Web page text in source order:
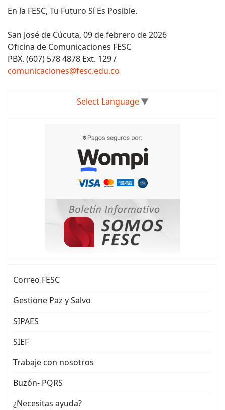
En la FESC, Tu Futuro Sí Es Posible.
San José de Cúcuta, 09 de febrero de 2026
Oficina de Comunicaciones FESC
PBX. (607) 578 4878 Ext. 129 /
comunicaciones@fesc.edu.co
Select Language▼
Correo FESC
Gestione Paz y Salvo
SIPAES
SIEF
Trabaje con nosotros
Buzón- PQRS
¿Necesitas ayuda?